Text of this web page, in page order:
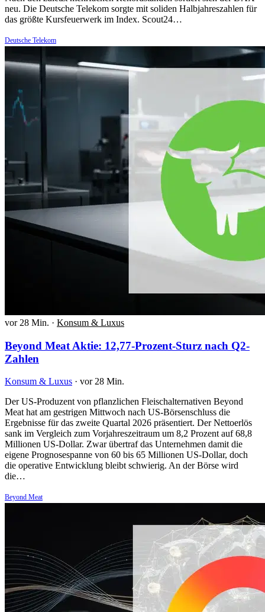
neu. Die Deutsche Telekom sorgte mit soliden Halbjahreszahlen für
das größte Kursfeuerwerk im Index. Scout24…
Deutsche Telekom
vor 28 Min. · Konsum & Luxus
Beyond Meat Aktie: 12,77-Prozent-Sturz nach Q2-
Zahlen
Konsum & Luxus · vor 28 Min.
Der US-Produzent von pflanzlichen Fleischalternativen Beyond
Meat hat am gestrigen Mittwoch nach US-Börsenschluss die
Ergebnisse für das zweite Quartal 2026 präsentiert. Der Nettoerlös
sank im Vergleich zum Vorjahreszeitraum um 8,2 Prozent auf 68,8
Millionen US-Dollar. Zwar übertraf das Unternehmen damit die
eigene Prognosespanne von 60 bis 65 Millionen US-Dollar, doch
die operative Entwicklung bleibt schwierig. An der Börse wird
die…
Beyond Meat